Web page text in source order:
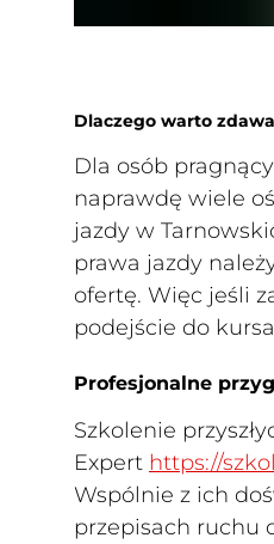
Dlaczego warto
Dla osób
naprawdę wiele
jazdy w
prawa jazdy
ofertę. Więc jeśli
podejście do
Profesjonalne
Szkolenie
Expert https://
Wspólnie z ich
przepisach ruchu